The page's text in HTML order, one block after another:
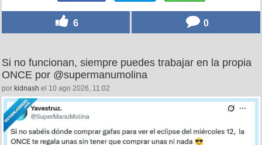
6 0
Si no funcionan, siempre puedes trabajar en la propia
ONCE por @supermanumolina
por kidnash el 10 ago 2026, 11:02